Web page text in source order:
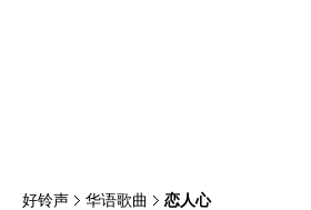
好铃声 华语歌曲 恋人心